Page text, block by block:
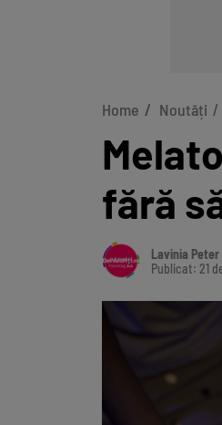
Home Noutăți
fără
Lavinia Peter
Publicat: 21